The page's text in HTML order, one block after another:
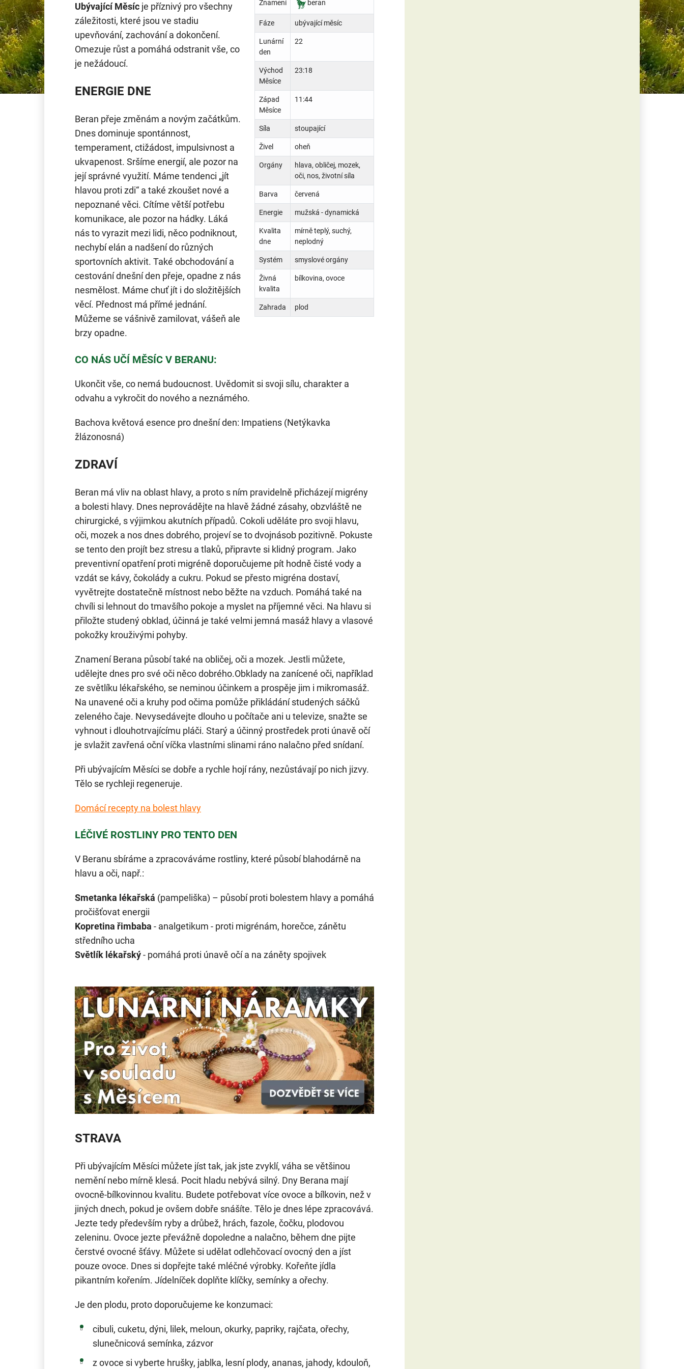
Znamení beran
Fáze ubývající měsíc
Lunární
den
22
Východ
Měsíce
23:18
Západ
Měsíce
11:44
Síla stoupající
Živel oheň
Orgány
hlava, obličej, mozek,
oči, nos, životní síla
Barva červená
Energie mužská - dynamická
Kvalita
dne
mírně teplý, suchý,
neplodný
Systém smyslové orgány
Živná
kvalita
bílkovina, ovoce
Zahrada plod
Ubývající Měsíc je příznivý pro všechny
záležitosti, které jsou ve stadiu
upevňování, zachování a dokončení.
Omezuje růst a pomáhá odstranit vše, co
je nežádoucí.
ENERGIE DNE
Beran přeje změnám a novým začátkům.
Dnes dominuje spontánnost,
temperament, ctižádost, impulsivnost a
ukvapenost. Sršíme energií, ale pozor na
její správné využití. Máme tendenci „jít
hlavou proti zdi“ a také zkoušet nové a
nepoznané věci. Cítíme větší potřebu
komunikace, ale pozor na hádky. Láká
nás to vyrazit mezi lidi, něco podniknout,
nechybí elán a nadšení do různých
sportovních aktivit. Také obchodování a
cestování dnešní den přeje, opadne z nás
nesmělost. Máme chuť jít i do složitějších
věcí. Přednost má přímé jednání.
Můžeme se vášnivě zamilovat, vášeň ale
brzy opadne.
CO NÁS UČÍ MĚSÍC V BERANU:
Ukončit vše, co nemá budoucnost. Uvědomit si svoji sílu, charakter a
odvahu a vykročit do nového a neznámého.
Bachova květová esence pro dnešní den: Impatiens (Netýkavka
žlázonosná)
ZDRAVÍ
Beran má vliv na oblast hlavy, a proto s ním pravidelně přicházejí migrény
a bolesti hlavy. Dnes neprovádějte na hlavě žádné zásahy, obzvláště ne
chirurgické, s výjimkou akutních případů. Cokoli uděláte pro svoji hlavu,
oči, mozek a nos dnes dobrého, projeví se to dvojnásob pozitivně. Pokuste
se tento den projít bez stresu a tlaků, připravte si klidný program. Jako
preventivní opatření proti migréně doporučujeme pít hodně čisté vody a
vzdát se kávy, čokolády a cukru. Pokud se přesto migréna dostaví,
vyvětrejte dostatečně místnost nebo běžte na vzduch. Pomáhá také na
chvíli si lehnout do tmavšího pokoje a myslet na příjemné věci. Na hlavu si
přiložte studený obklad, účinná je také velmi jemná masáž hlavy a vlasové
pokožky krouživými pohyby.
Znamení Berana působí také na obličej, oči a mozek. Jestli můžete,
udělejte dnes pro své oči něco dobrého.Obklady na zanícené oči, například
ze světlíku lékařského, se neminou účinkem a prospěje jim i mikromasáž.
Na unavené oči a kruhy pod očima pomůže přikládání studených sáčků
zeleného čaje. Nevysedávejte dlouho u počítače ani u televize, snažte se
vyhnout i dlouhotrvajícímu pláči. Starý a účinný prostředek proti únavě očí
je svlažit zavřená oční víčka vlastními slinami ráno nalačno před snídaní.
Při ubývajícím Měsíci se dobře a rychle hojí rány, nezůstávají po nich jizvy.
Tělo se rychleji regeneruje.
Domácí recepty na bolest hlavy
LÉČIVÉ ROSTLINY PRO TENTO DEN
V Beranu sbíráme a zpracováváme rostliny, které působí blahodárně na
hlavu a oči, např.:
Smetanka lékařská (pampeliška) – působí proti bolestem hlavy a pomáhá
pročišťovat energii
Kopretina řimbaba - analgetikum - proti migrénám, horečce, zánětu
středního ucha
Světlík lékařský- pomáhá proti únavě očí a na záněty spojivek
STRAVA
Při ubývajícím Měsíci můžete jíst tak, jak jste zvyklí, váha se většinou
nemění nebo mírně klesá. Pocit hladu nebývá silný. Dny Berana mají
ovocně-bílkovinnou kvalitu. Budete potřebovat více ovoce a bílkovin, než v
jiných dnech, pokud je ovšem dobře snášíte. Tělo je dnes lépe zpracovává.
Jezte tedy především ryby a drůbež, hrách, fazole, čočku, plodovou
zeleninu. Ovoce jezte převážně dopoledne a nalačno, během dne pijte
čerstvé ovocné šťávy. Můžete si udělat odlehčovací ovocný den a jíst
pouze ovoce. Dnes si dopřejte také mléčné výrobky. Kořeňte jídla
pikantním kořením. Jídelníček doplňte klíčky, semínky a ořechy.
Je den plodu, proto doporučujeme ke konzumaci:
cibuli, cuketu, dýni, lilek, meloun, okurky, papriky, rajčata, ořechy,
slunečnicová semínka, zázvor
z ovoce si vyberte hrušky, jablka, lesní plody, ananas, jahody, kdouloň,